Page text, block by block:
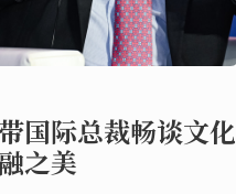
国际总裁畅谈文化
之美